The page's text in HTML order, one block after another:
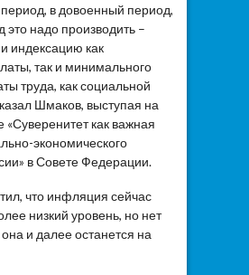
в довоенный период,
это надо производить –
индексацию как
так и минимального
труда, как социальной
Шмаков, выступая на
«Суверенитет как важная
экономического
в Совете Федерации.
что инфляция сейчас
низкий уровень, но нет
она и далее останется на